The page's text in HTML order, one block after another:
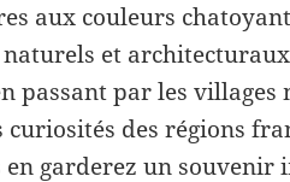
aux couleurs
et
passant par les
des régions
en garderez un souvenir